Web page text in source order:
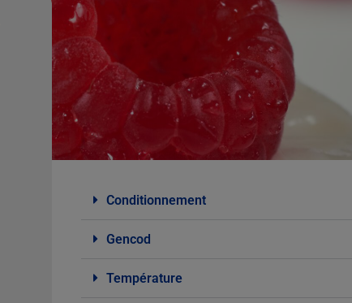
Conditionnement
Gencod
Température